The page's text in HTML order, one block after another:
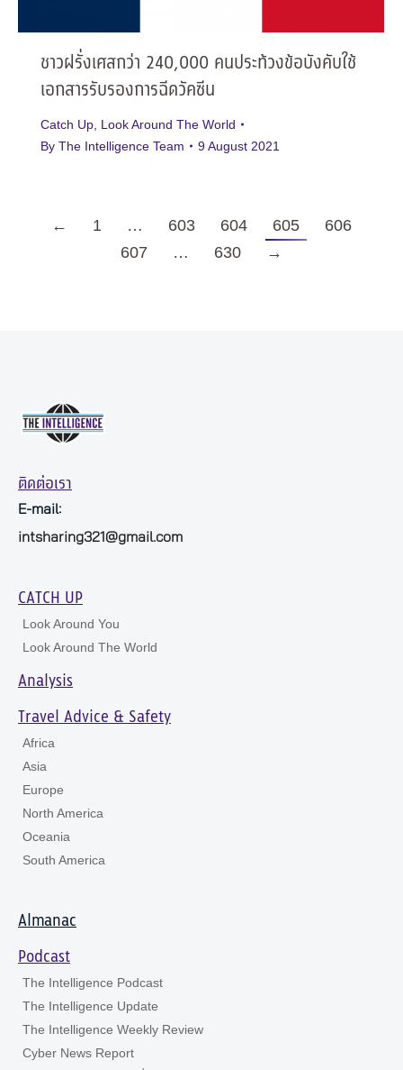
ชาวฝรั่งเศสกว่า 240,000 คนประท้วงข้อบังคับใช้
เอกสารรับรองการฉีดวัคซีน
Catch Up Look Around The World
By The Intelligence Team 9 August 2021
← 1 … 603 604 605
606
607
… 630 →
ติดต่อเรา
E-mail:
intsharing321@gmail.com
CATCH UP
Look Around You
Look Around The World
Analysis
Travel Advice & Safety
Africa
Asia
Europe
North America
Oceania
South America
Almanac
Podcast
The Intelligence Podcast
The Intelligence Update
The Intelligence Weekly Review
Cyber News Report